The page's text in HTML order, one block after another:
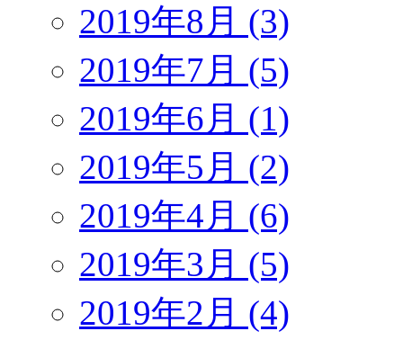
2019年8月 (3)
2019年7月 (5)
2019年6月 (1)
2019年5月 (2)
2019年4月 (6)
2019年3月 (5)
2019年2月 (4)